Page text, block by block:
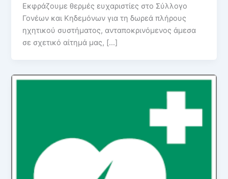
Εκφράζουμε θερμές ευχαριστίες στο Σύλλογο
Γονέων και Κηδεμόνων για τη δωρεά πλήρους
ηχητικού συστήματος, ανταποκρινόμενος άμεσα
σε σχετικό αίτημά μας, […]